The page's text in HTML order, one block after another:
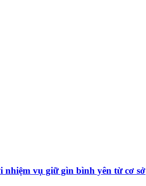
nhiệm vụ giữ gìn bình yên từ cơ sở